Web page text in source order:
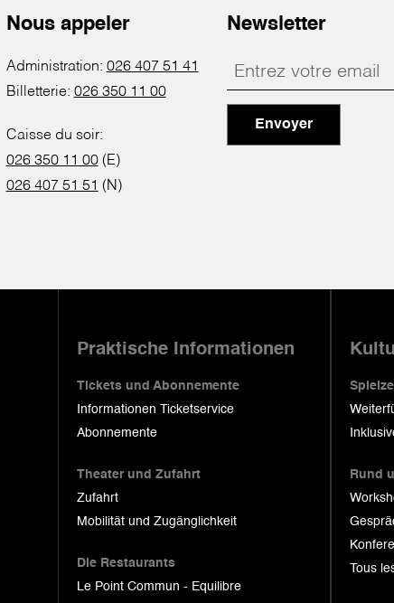
Nous appeler
Administration: 026 407 51 41
Billetterie: 026 350 11 00
Caisse du soir:
026 350 11 00(E)
026 407 51 51 (N)
Newsletter
Envoyer
Praktische Informationen
Tickets und Abonnemente
Informationen Ticketservice
Abonnemente
Theater und Zufahrt
Zufahrt
Mobilität und Zugänglichkeit
Die Restaurants
Le Point Commun - Equilibre
Rund
Tous